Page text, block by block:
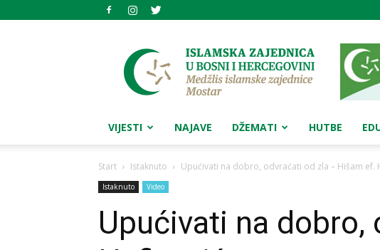
Medžlis
islamske
zajednice
Mostar
VIJESTI NAJAVE DŽEMATI HUTBE
Start Istaknuto Upućivati na dobro, odvraćati od zla – Hišam ef.
Istaknuto Video
Upućivati na